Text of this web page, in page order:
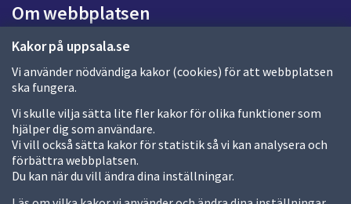
Kakor på uppsala.se
Vi använder nödvändiga kakor (cookies) för att webbplatsen
ska fungera.
Vi skulle vilja sätta lite fler kakor för olika funktioner som
hjälper dig som användare.
Vi vill också sätta kakor för statistik så vi kan analysera och
förbättra webbplatsen.
Du kan när du vill ändra dina inställningar.
d
a
Om webbplatsen
Om webbplatsen
Allmänna handlingar och diarium
Behandling av personuppgifter
Kakor
Språk (other languages)
Tillgänglighetsredogörelse